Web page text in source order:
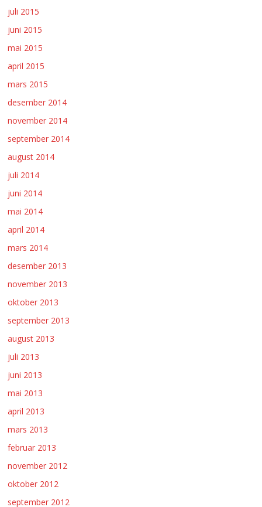
juli 2015
juni 2015
mai 2015
april 2015
mars 2015
desember 2014
november 2014
september 2014
august 2014
juli 2014
juni 2014
mai 2014
april 2014
mars 2014
desember 2013
november 2013
oktober 2013
september 2013
august 2013
juli 2013
juni 2013
mai 2013
april 2013
mars 2013
februar 2013
november 2012
oktober 2012
september 2012